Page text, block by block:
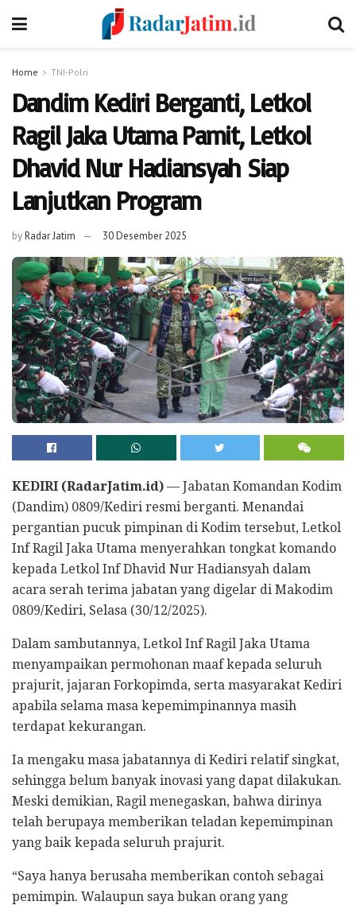
Home TNI-Polri
Dandim Kediri Berganti, Letkol
Ragil Jaka Utama Pamit, Letkol
Dhavid Nur Hadiansyah Siap
Lanjutkan Program
byRadar Jatim 30 Desember 2025
KEDIRI (RadarJatim.id) — Jabatan Komandan Kodim
(Dandim) 0809/Kediri resmi berganti. Menandai
pergantian pucuk pimpinan di Kodim tersebut, Letkol
Inf Ragil Jaka Utama menyerahkan tongkat komando
kepada Letkol Inf Dhavid Nur Hadiansyah dalam
acara serah terima jabatan yang digelar di Makodim
0809/Kediri, Selasa (30/12/2025).
Dalam sambutannya, Letkol Inf Ragil Jaka Utama
menyampaikan permohonan maaf kepada seluruh
prajurit, jajaran Forkopimda, serta masyarakat Kediri
apabila selama masa kepemimpinannya masih
terdapat kekurangan.
Ia mengaku masa jabatannya di Kediri relatif singkat,
sehingga belum banyak inovasi yang dapat dilakukan.
Meski demikian, Ragil menegaskan, bahwa dirinya
telah berupaya memberikan teladan kepemimpinan
yang baik kepada seluruh prajurit.
“Saya hanya berusaha memberikan contoh sebagai
pemimpin. Walaupun saya bukan orang yang